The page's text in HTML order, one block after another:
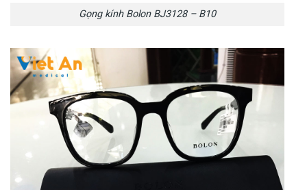
Gọng kính Bolon BJ3128 – B10